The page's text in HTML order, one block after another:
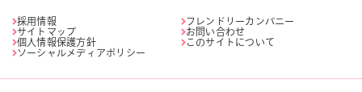
採用情報
フレンドリーカンパニー
サイトマップ
お問い合わせ
個人情報保護方針
このサイトについて
ソーシャルメディアポリシー